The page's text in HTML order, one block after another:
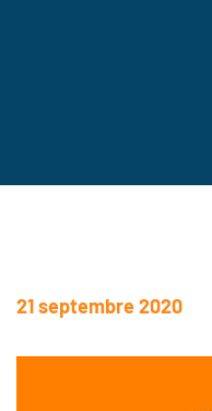
21 septembre 2020